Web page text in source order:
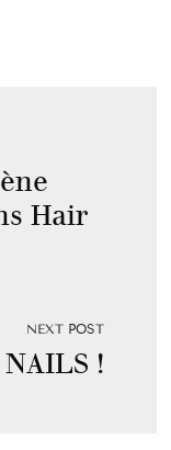
Hair
NEXT POST
!